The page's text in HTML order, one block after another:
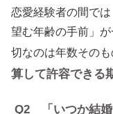
恋愛経験者の間で
望む年齢の手前」
切なのは年数そのも
算して許容できる
Q2 「いつか結婚